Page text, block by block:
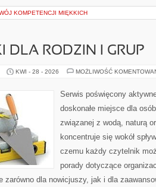
KOMPETENCJI MIĘKKICH
DLA RODZIN I GRUP
KWI - 28 - 2026 MOŻLIWOŚĆ
Serwis poświęcony
doskonałe miejsce dla
związanej z wodą, naturą
koncentruje się wokół
czemu każdy czytelnik
porady dotyczące
zarówno dla nowicjuszy, jak i dla